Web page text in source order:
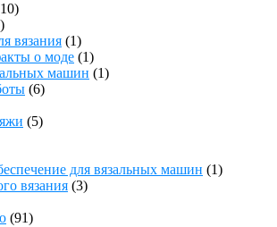
вязания (1)
о моде (1)
машин (1)
(6)
(5)
для вязальных машин (1)
вязания (3)
(91)